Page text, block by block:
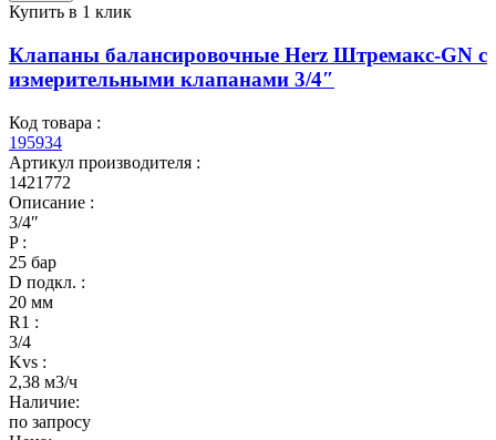
Купить в 1 клик
Клапаны балансировочные Herz Штремакс-GN c
измерительными клапанами 3/4″
Код товара :
195934
Артикул производителя :
1421772
Описание :
3/4″
P :
25 бар
D подкл. :
20 мм
R1 :
3/4
Kvs :
2,38 м3/ч
Наличие:
по запросу